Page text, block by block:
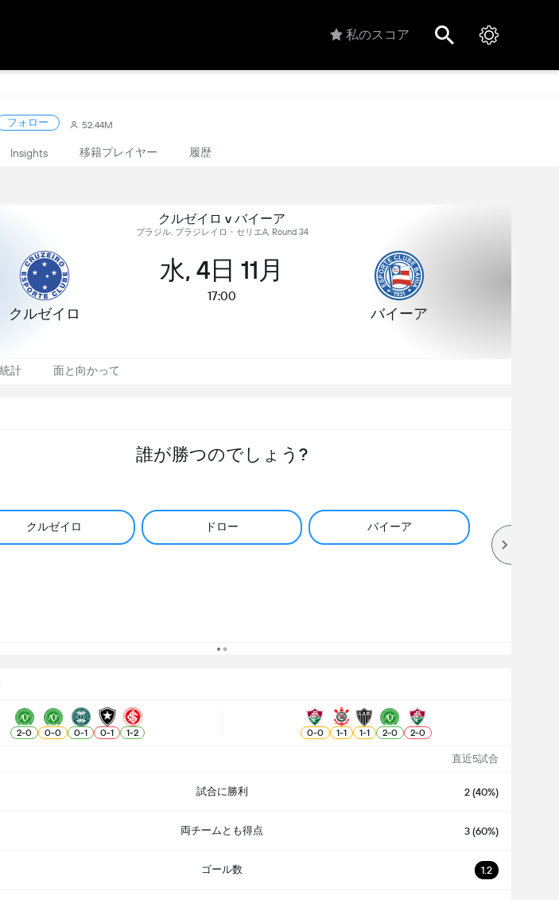
私のスコア
フォロー 52.44M
Insights 移籍プレイヤー 履歴
クルゼイロ v バイーア
ブラジル, ブラジレイロ・セリエA, Round 34
クルゼイロ
水, 4日 11月
17:00
バイーア
統計 面と向かって
誰が勝つのでしょう?
クルゼイロ ドロー バイーア
2-0 0-0 0-1 0-1 1-2 0-0 1-1 1-1 2-0 2-0
直近5試合
試合に勝利 2 (40%)
両チームとも得点 3 (60%)
ゴール数 1.2